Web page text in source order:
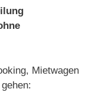
Mietwagen